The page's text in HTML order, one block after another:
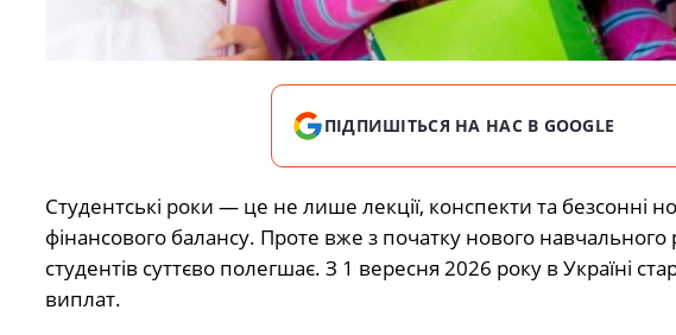
ПІДПИШІТЬСЯ НА НАС В GOOGLE
Студентські роки — це не лише лекції, конспекти та безсонні
фінансового балансу. Проте вже з початку нового навчального
студентів суттєво полегшає. З 1 вересня 2026 року в Україні
виплат.